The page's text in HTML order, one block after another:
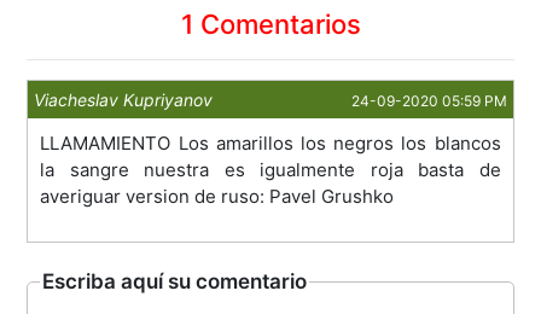
1 Comentarios
Viacheslav Kupriyanov 24-09-2020 05:59 PM
LLAMAMIENTO Los amarillos los negros los blancos
la sangre nuestra es igualmente roja basta de
averiguar version de ruso: Pavel Grushko
Escriba aquí su comentario